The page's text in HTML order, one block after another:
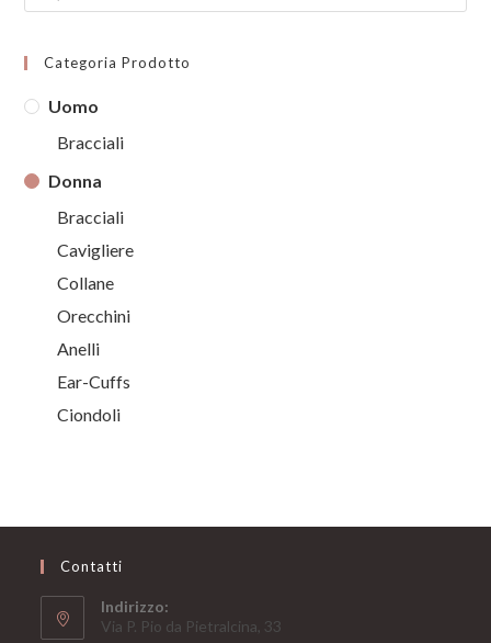
Categoria Prodotto
Uomo
Bracciali
Donna
Bracciali
Cavigliere
Collane
Orecchini
Anelli
Ear-Cuffs
Ciondoli
Contatti
Indirizzo:
Via P. Pio da Pietralcina, 33